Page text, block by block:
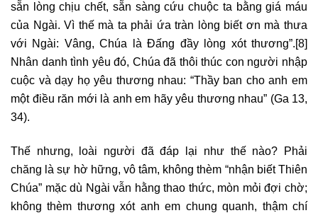
sẵn lòng chịu chết, sẵn sàng cứu chuộc ta bằng giá máu
của Ngài. Vì thế mà ta phải ứa tràn lòng biết ơn mà thưa
với Ngài: Vâng, Chúa là Đấng đầy lòng xót thương”.[8]
Nhân danh tình yêu đó, Chúa đã thôi thúc con người nhập
cuộc và dạy họ yêu thương nhau: “Thầy ban cho anh em
một điều răn mới là anh em hãy yêu thương nhau” (Ga 13,
34).
Thế nhưng, loài người đã đáp lại như thế nào? Phải
chăng là sự hờ hững, vô tâm, không thèm “nhận biết Thiên
Chúa” mặc dù Ngài vẫn hằng thao thức, mòn mỏi đợi chờ;
không thèm thương xót anh em chung quanh, thậm chí